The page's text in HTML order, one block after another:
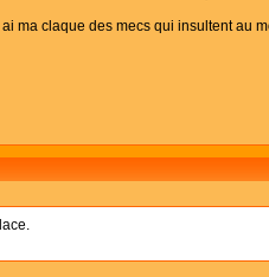
ma claque des mecs qui insultent au